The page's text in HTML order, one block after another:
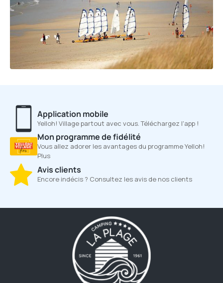
Application mobile
Yelloh! Village partout avec vous. Téléchargez l'app !
Mon programme de fidélité
Vous allez adorer les avantages du programme Yelloh!
Plus
Avis clients
Encore indécis ? Consultez les avis de nos clients